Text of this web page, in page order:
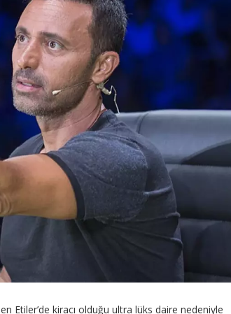
Etiler’de kiracı olduğu ultra lüks daire nedeniyle